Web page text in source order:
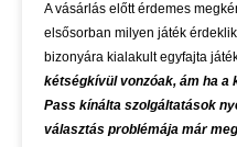
A vásárlás előtt érdemes
elsősorban milyen játék
bizonyára kialakult egyfajta
kétségkívül vonzóak, ám ha a
Pass kínálta szolgáltatások
választás problémája már